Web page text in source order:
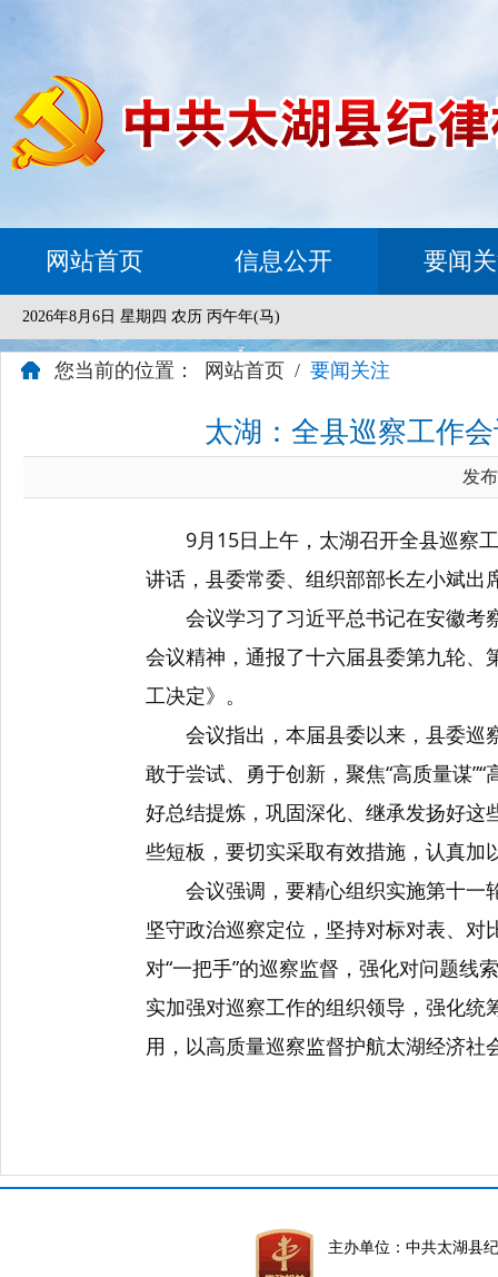
网站首页 信息公开 要闻
2026年8月6日 星期四 农历 丙午年(马)
您当前的位置： 网站首页 / 要闻关注
太湖：全县巡察工作
发
9月15日上午，太湖召开全县巡察
讲话，县委常委、组织部部长左小斌
会议学习了习近平总书记在安徽考
会议精神，通报了十六届县委第九轮
工决定》。
会议指出，本届县委以来，县委巡
敢于尝试、勇于创新，聚焦“高质量谋
好总结提炼，巩固深化、继承发扬好
些短板，要切实采取有效措施，认真加
会议强调，要精心组织实施第十一
坚守政治巡察定位，坚持对标对表、
对“一把手”的巡察监督，强化对问题线
实加强对巡察工作的组织领导，强化
用，以高质量巡察监督护航太湖经济社
主办单位：中共太湖县